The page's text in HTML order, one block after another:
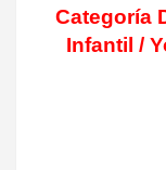
Categoría
Infantil /